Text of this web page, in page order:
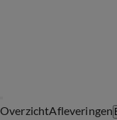
OverzichtAfleveringen